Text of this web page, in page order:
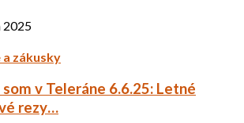
2025
a zákusky
som v Teleráne 6.6.25: Letné
rezy…